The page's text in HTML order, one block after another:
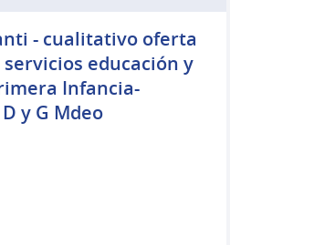
- cualitativo oferta
educación y
Infancia-
y G Mdeo